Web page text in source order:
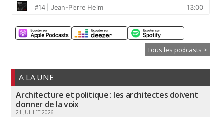
Tous les podcasts >
A LA UNE
Architecture et politique : les architectes doivent
donner de la voix
21 JUILLET 2026